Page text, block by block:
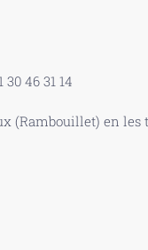
30 46 31 14
(Rambouillet) en les